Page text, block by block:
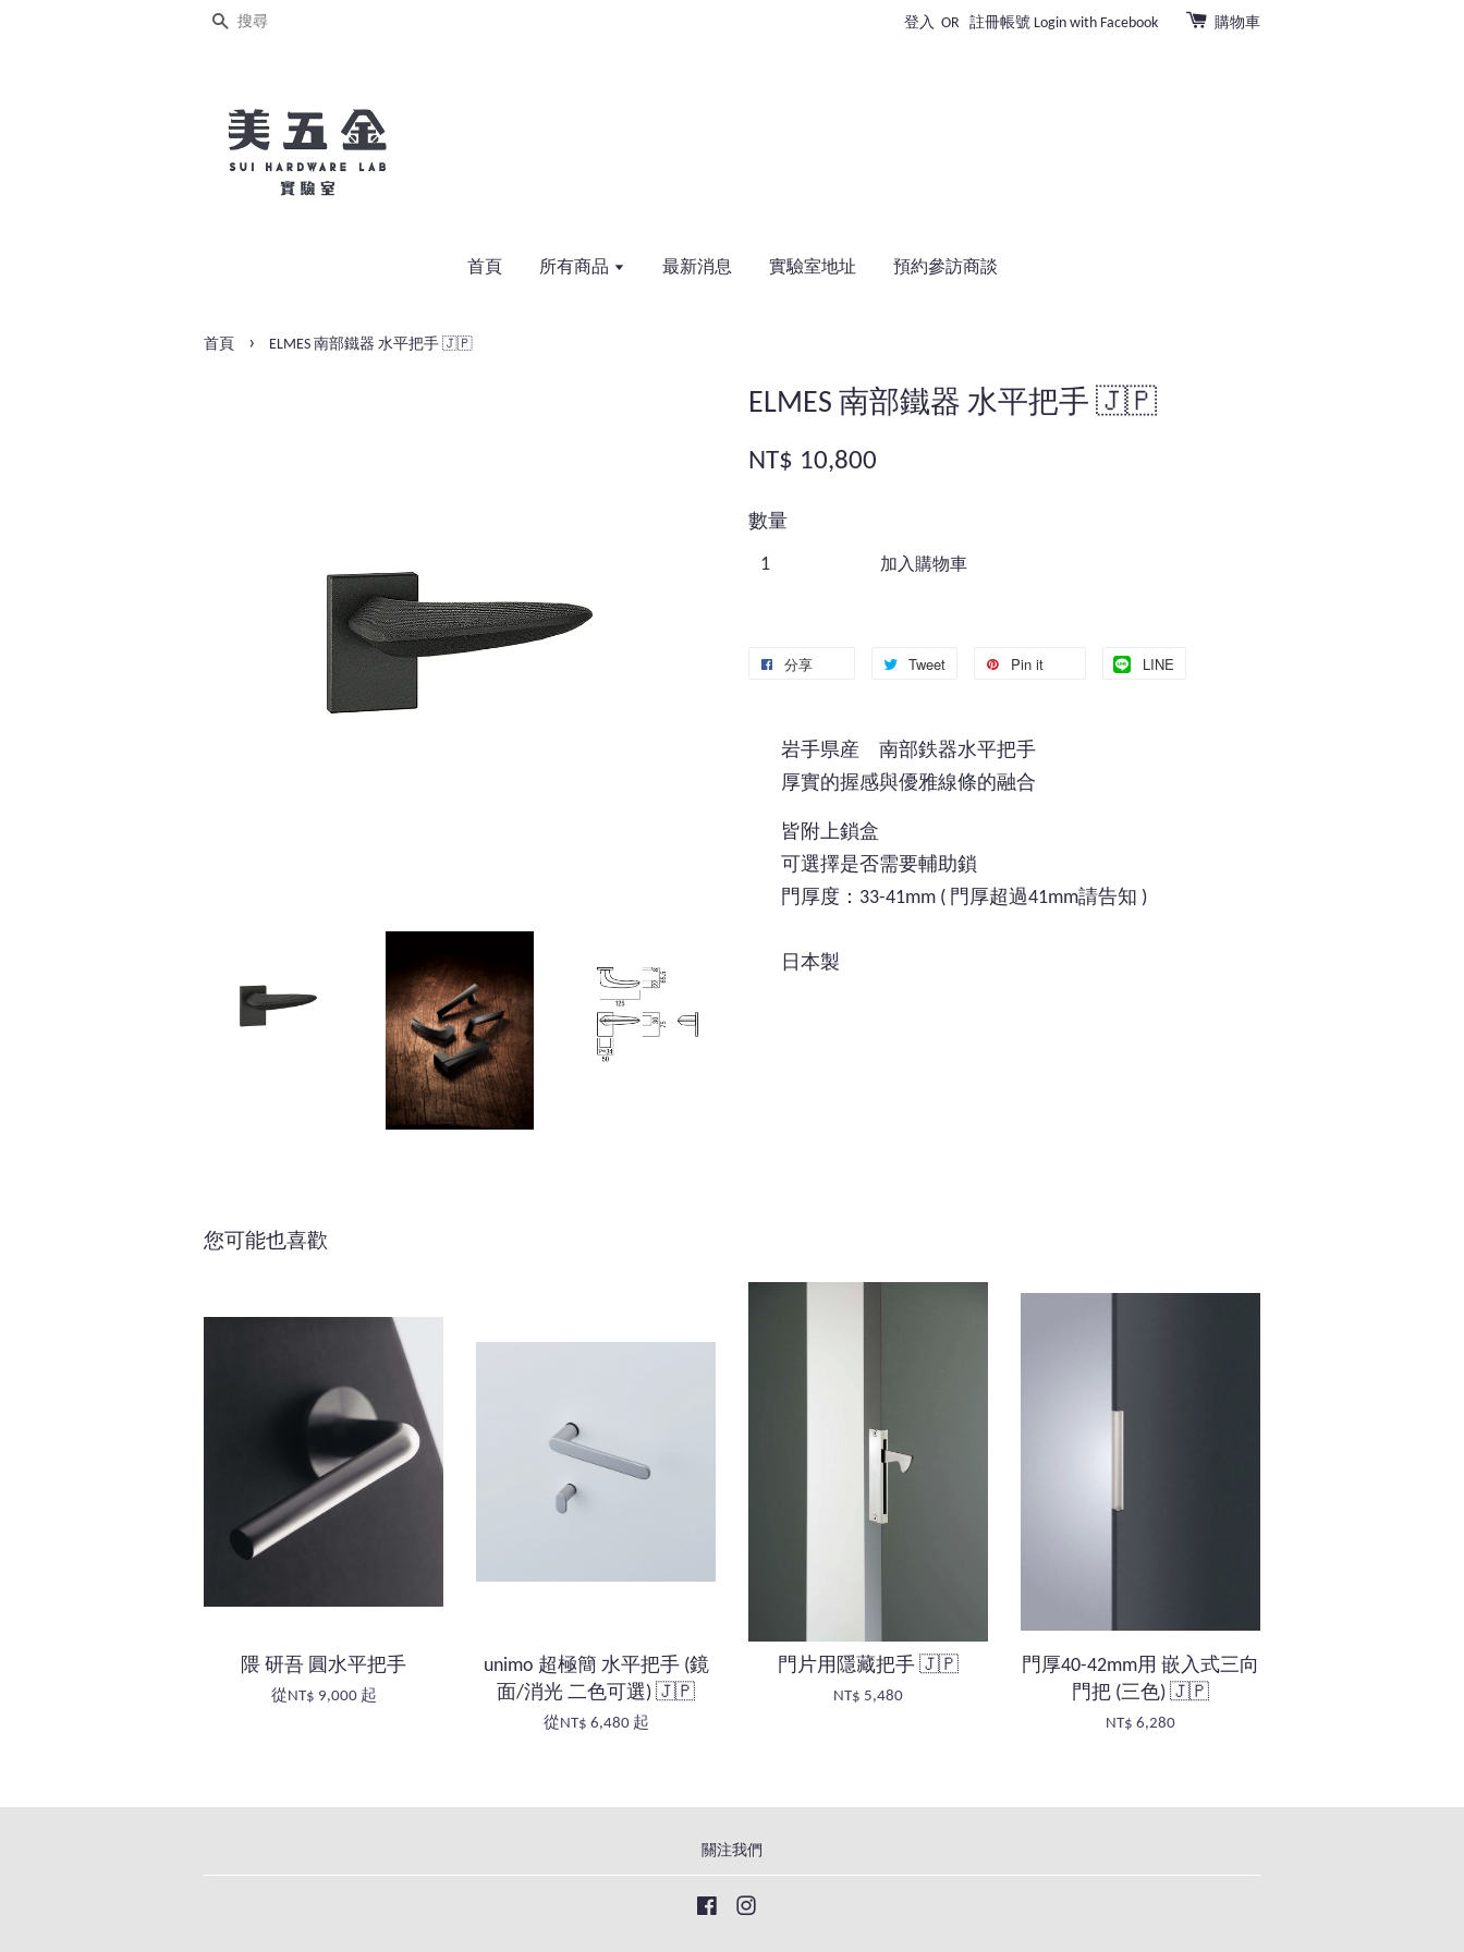
搜尋 登入 OR 註冊帳號 Login with Facebook 購物車
首頁 所有商品 最新消息 實驗室地址 預約參訪商談
首頁 › ELMES 南部鐵器 水平把手 🇯🇵
ELMES 南部鐵器 水平把手 🇯🇵
NT$ 10,800
數量
加入購物車
分享 Tweet Pin it LINE
岩手県産 南部鉄器水平把手
厚實的握感與優雅線條的融合
皆附上鎖盒
可選擇是否需要輔助鎖
門厚度：33-41mm ( 門厚超過41mm請告知 )
日本製
您可能也喜歡
隈 研吾 圓水平把手
從 NT$ 9,000 起
unimo 超極簡 水平把手 (鏡
面/消光 二色可選) 🇯🇵
從 NT$ 6,480 起
門片用隱藏把手 🇯🇵
NT$ 5,480
門厚40-42mm用 嵌入式三向
門把 (三色) 🇯🇵
NT$ 6,280
關注我們
Facebook